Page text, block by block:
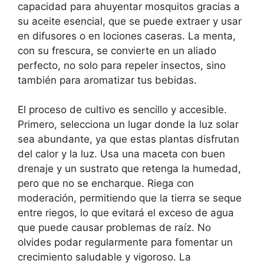
capacidad para ahuyentar mosquitos gracias a
su aceite esencial, que se puede extraer y usar
en difusores o en lociones caseras. La menta,
con su frescura, se convierte en un aliado
perfecto, no solo para repeler insectos, sino
también para aromatizar tus bebidas.
El proceso de cultivo es sencillo y accesible.
Primero, selecciona un lugar donde la luz solar
sea abundante, ya que estas plantas disfrutan
del calor y la luz. Usa una maceta con buen
drenaje y un sustrato que retenga la humedad,
pero que no se encharque. Riega con
moderación, permitiendo que la tierra se seque
entre riegos, lo que evitará el exceso de agua
que puede causar problemas de raíz. No
olvides podar regularmente para fomentar un
crecimiento saludable y vigoroso. La